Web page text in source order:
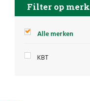
Filter op merk
Alle merken
KBT